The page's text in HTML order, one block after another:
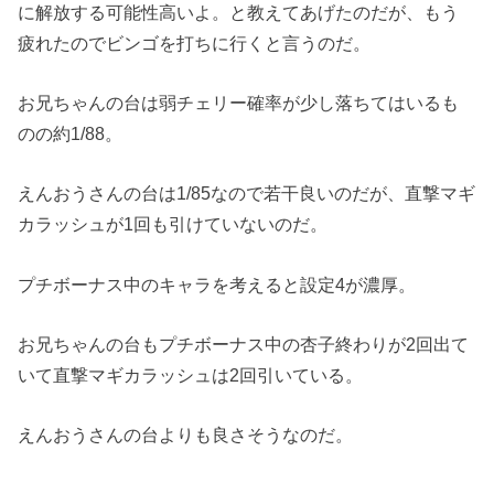
に解放する可能性高いよ。と教えてあげたのだが、もう
疲れたのでビンゴを打ちに行くと言うのだ。
お兄ちゃんの台は弱チェリー確率が少し落ちてはいるも
のの約1/88。
えんおうさんの台は1/85なので若干良いのだが、直撃マギ
カラッシュが1回も引けていないのだ。
プチボーナス中のキャラを考えると設定4が濃厚。
お兄ちゃんの台もプチボーナス中の杏子終わりが2回出て
いて直撃マギカラッシュは2回引いている。
えんおうさんの台よりも良さそうなのだ。